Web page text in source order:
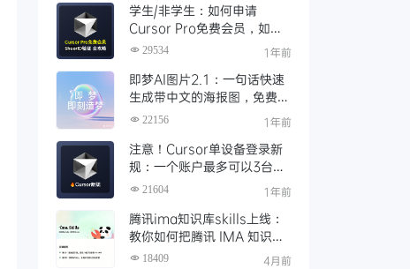
学生/非学生：如何申请
Cursor Pro免费会员，如何
通过SheerID验证快速激活全
29534 1年前
即梦AI图片2.1：一句话快速
生成带中文的海报图，免费AI
文生图、视频工具、AIGC创
22156 1年前
注意！Cursor单设备登录新
规：一个账户最多可以3台设
备登录，且限制单点登录
21604 1年前
腾讯ima知识库skills上线：
教你如何把腾讯 IMA 知识库
接入 OpenClaw 一步打通
18409 4月前